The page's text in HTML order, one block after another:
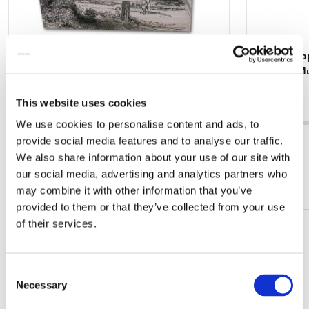
This website uses cookies
We use cookies to personalise content and ads, to
provide social media features and to analyse our traffic.
We also share information about your use of our site with
our social media, advertising and analytics partners who
may combine it with other information that you’ve
provided to them or that they’ve collected from your use
of their services.
Selection
Necessary
Notizblock: De Omval, Rembrandt van Rijn,
van Rijn,
Alle anzeigen von Rembrandt van Rijn
Mehr von Museum Het Rembrandthuis